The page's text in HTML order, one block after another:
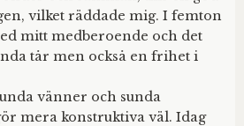
vilket räddade mig. I femton
mitt medberoende och det
tår men också en frihet i
vänner och sunda
mera konstruktiva väl. Idag